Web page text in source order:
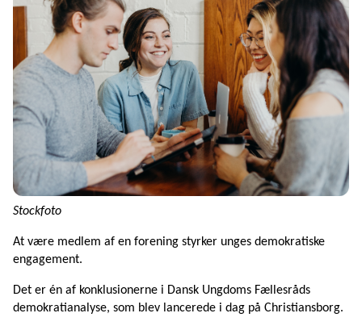
Stockfoto
At være medlem af en forening styrker unges demokratiske
engagement.
Det er én af konklusionerne i Dansk Ungdoms Fællesråds
demokratianalyse, som blev lancerede i dag på Christiansborg.